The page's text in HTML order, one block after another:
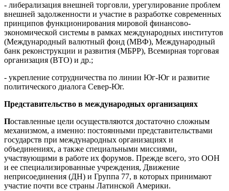
- либерализация внешней торговли, урегулирование проблем
внешней задолженности и участие в разработке современных
принципов функционирования мировой финансово-
экономической системы в рамках международных институтов
(Международный валютный фонд (МВФ), Международный
банк реконструкции и развития (МБРР), Всемирная торговая
организация (ВТО) и др.;
- укрепление сотрудничества по линии Юг-Юг и развитие
политического диалога Север-Юг.
Представительство в международных организациях
Поставленные цели осуществляются достаточно сложным
механизмом, а именно: постоянными представительствами
государств при международных организациях и
объединениях, а также специальными миссиями,
участвующими в работе их форумов. Прежде всего, это ООН
и ее специализированные учреждения, Движение
неприсоединения (ДН) и Группа 77, в которых принимают
участие почти все страны Латинской Америки.